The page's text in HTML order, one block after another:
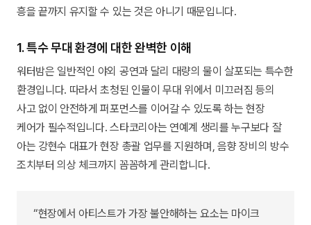
흥을 끝까지 유지할 수 있는 것은 아니기 때문입니다.
1. 특수 무대 환경에 대한 완벽한 이해
워터밤은 일반적인 야외 공연과 달리 대량의 물이 살포되는 특수한
환경입니다. 따라서 초청된 인물이 무대 위에서 미끄러짐 등의
사고 없이 안전하게 퍼포먼스를 이어갈 수 있도록 하는 현장
케어가 필수적입니다. 스타코리아는 연예계 생리를 누구보다 잘
아는 강현수 대표가 현장 총괄 업무를 지원하며, 음향 장비의 방수
조치부터 의상 체크까지 꼼꼼하게 관리합니다.
“현장에서 아티스트가 가장 불안해하는 요소는 마이크